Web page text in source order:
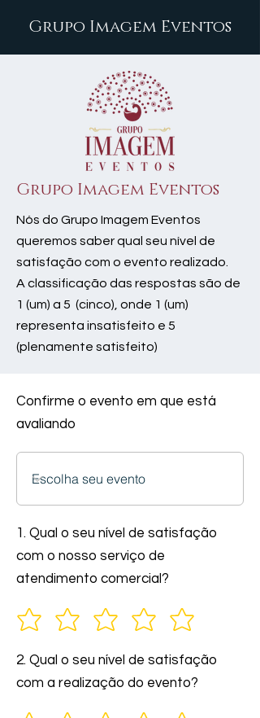
Grupo Imagem Eventos
Grupo Imagem Eventos
Nós do Grupo Imagem Eventos
queremos saber qual seu nível de
satisfação com o evento realizado.
A classificação das respostas são de
1 (um) a 5 (cinco), onde 1 (um)
representa insatisfeito e 5
(plenamente satisfeito)
Confirme o evento em que está
avaliando
1. Qual o seu nível de satisfação
com o nosso serviço de
atendimento comercial?
2. Qual o seu nível de satisfação
com a realização do evento?